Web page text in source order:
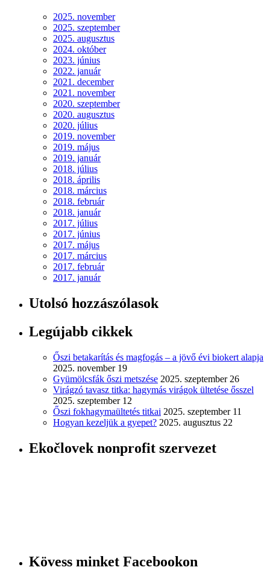
2025. november
2025. szeptember
2025. augusztus
2024. október
2023. június
2022. január
2021. december
2021. november
2020. szeptember
2020. augusztus
2020. július
2019. november
2019. május
2019. január
2018. július
2018. április
2018. március
2018. február
2018. január
2017. július
2017. június
2017. május
2017. március
2017. február
2017. január
Utolsó hozzászólasok
Legújabb cikkek
Őszi betakarítás és magfogás – a jövő évi biokert alapja
2025. november 19
Gyümölcsfák őszi metszése 2025. szeptember 26
Virágzó tavasz titka: hagymás virágok ültetése ősszel
2025. szeptember 12
Őszi fokhagymaültetés titkai 2025. szeptember 11
Hogyan kezeljük a gyepet? 2025. augusztus 22
Ekočlovek nonprofit szervezet
Kövess minket Facebookon